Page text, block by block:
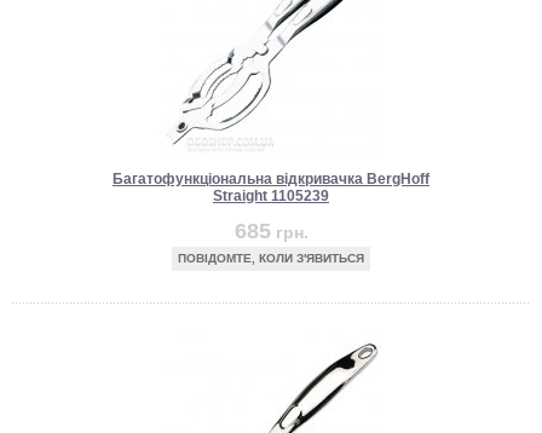
Багатофункціональна відкривачка BergHoff
Straight 1105239
685 грн.
ПОВІДОМТЕ, КОЛИ З'ЯВИТЬСЯ